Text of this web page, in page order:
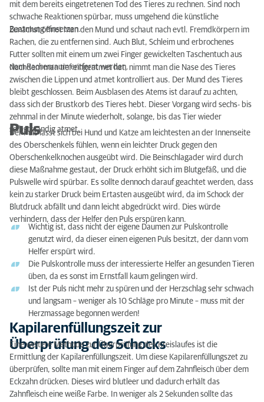
mit dem bereits eingetretenen Tod des Tieres zu rechnen. Sind noch
schwache Reaktionen spürbar, muss umgehend die künstliche
Beatmung einsetzen.
Zunächst öffnet man den Mund und schaut nach evtl. Fremdkörpern im
Rachen, die zu entfernen sind. Auch Blut, Schleim und erbrochenes
Futter sollten mit einem um zwei Finger gewickelten Taschentuch aus
dem Rachenraum entfernt werden.
Nachdem man tief eingeatmet hat, nimmt man die Nase des Tieres
zwischen die Lippen und atmet kontrolliert aus. Der Mund des Tieres
bleibt geschlossen. Beim Ausblasen des Atems ist darauf zu achten,
dass sich der Brustkorb des Tieres hebt. Dieser Vorgang wird sechs- bis
zehnmal in der Minute wiederholt, solange, bis das Tier wieder
selbstständig atmet.
Puls
Der Puls lässt sich bei Hund und Katze am leichtesten an der Innenseite
des Oberschenkels fühlen, wenn ein leichter Druck gegen den
Oberschenkelknochen ausgeübt wird. Die Beinschlagader wird durch
diese Maßnahme gestaut, der Druck erhöht sich im Blutgefäß, und die
Pulswelle wird spürbar. Es sollte dennoch darauf geachtet werden, dass
kein zu starker Druck beim Ertasten ausgeübt wird, da im Schock der
Blutdruck abfällt und dann leicht abgedrückt wird. Dies würde
verhindern, dass der Helfer den Puls erspüren kann.
Wichtig ist, dass nicht der eigene Daumen zur Pulskontrolle
genutzt wird, da dieser einen eigenen Puls besitzt, der dann vom
Helfer erspürt wird.
Die Pulskontrolle muss der interessierte Helfer an gesunden Tieren
üben, da es sonst im Ernstfall kaum gelingen wird.
Ist der Puls nicht mehr zu spüren und der Herzschlag sehr schwach
und langsam – weniger als 10 Schläge pro Minute – muss mit der
Herzmassage begonnen werden!
Kapilarenfüllungszeit zur
Überprüfung des Schocks
Eine weitere Methode zur Überprüfung des Kreislaufes ist die
Ermittlung der Kapilarenfüllungszeit. Um diese Kapilarenfüllungszet zu
überprüfen, sollte man mit einem Finger auf dem Zahnfleisch über dem
Eckzahn drücken. Dieses wird blutleer und dadurch erhält das
Zahnfleisch eine weiße Farbe. In weniger als 2 Sekunden sollte das